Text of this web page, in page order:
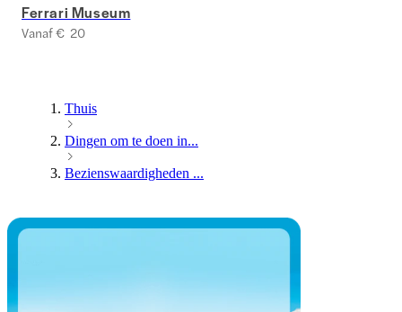
Ferrari Museum
Vanaf € 20
Thuis
Dingen om te doen in...
Bezienswaardigheden ...